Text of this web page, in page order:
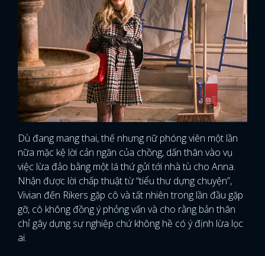
Dù đang mang thai, thế nhưng nữ phóng viên một lần
nữa mặc kệ lời cản ngăn của chồng, dấn thân vào vụ
việc lừa đảo bằng một lá thứ gửi tới nhà tù cho Anna.
Nhận được lời chấp thuật từ “tiểu thư dựng chuyện”,
Vivian đến Rikers gặp cô và tất nhiên trong lần đầu gặp
gỡ, cô không đồng ý phỏng vấn và cho rằng bản thân
chỉ gây dựng sự nghiệp chứ không hề có ý định lừa lọc
ai.